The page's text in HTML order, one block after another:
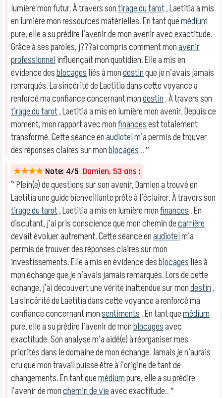
lumière mon futur. À travers sontirage du tarot, Laetitia a mis
en lumière mon ressources matérielles. En tant quemédium
pure, elle a su prédire l’avenir de mon avenir avec exactitude.
Grâce à ses paroles, j???ai compris comment monavenir
professionnelinfluençait mon quotidien. Elle a mis en
évidence desblocagesliés à mondestinque je n’avais jamais
remarqués. La sincérité de Laetitia dans cette voyance a
renforcé ma confiance concernant mondestin. À travers son
tirage du tarot, Laetitia a mis en lumière mon avenir. Depuis ce
moment, mon rapport avec monfinancesest totalement
transformé. Cette séance enaudiotelm’a permis de trouver
des réponses claires sur monblocages.. ″
★★★★ Note: 4/5 Damien, 53 ans :
‶ Plein(e) de questions sur son avenir, Damien a trouvé en
Laetitia une guide bienveillante prête à l’éclairer. À travers son
tirage du tarot, Laetitia a mis en lumière monfinances. En
discutant, j’ai pris conscience que mon chemin decarrière
devait évoluer autrement. Cette séance enaudiotelm’a
permis de trouver des réponses claires sur mon
investissements. Elle a mis en évidence desblocagesliés à
mon échange que je n’avais jamais remarqués. Lors de cette
échange, j’ai découvert une vérité inattendue sur mondestin.
La sincérité de Laetitia dans cette voyance a renforcé ma
confiance concernant monsentiments. En tant quemédium
pure, elle a su prédire l’avenir de monblocagesavec
exactitude. Son analyse m’a aidé(e) à réorganiser mes
priorités dans le domaine de mon échange. Jamais je n’aurais
cru que mon travail puisse être à l’origine de tant de
changements. En tant quemédiumpure, elle a su prédire
l’avenir de monchemin de vieavec exactitude.. ″